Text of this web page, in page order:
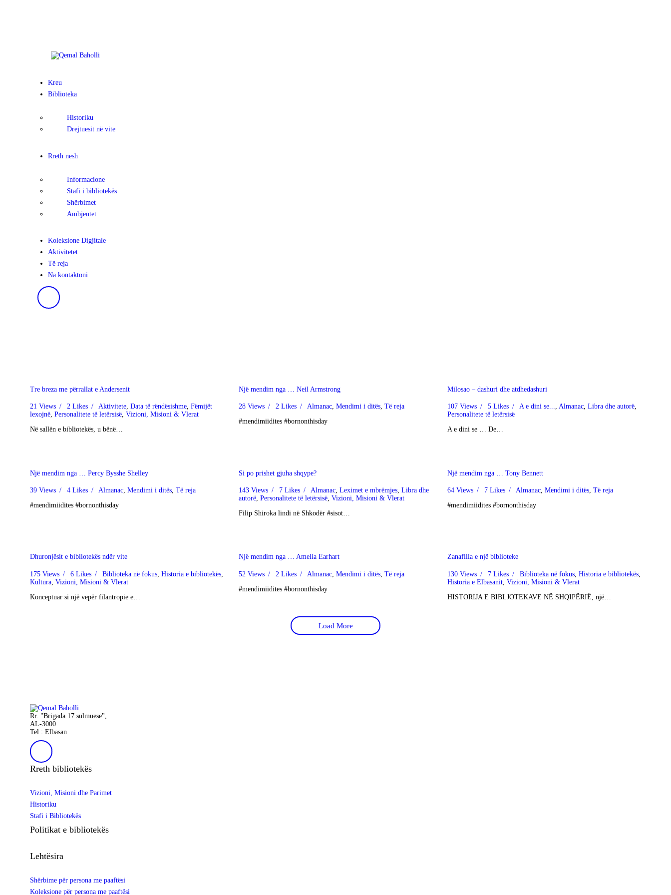
Kreu
Biblioteka
Historiku
Drejtuesit në vite
Rreth nesh
Informacione
Stafi i bibliotekës
Shërbimet
Ambjentet
Koleksione Digjitale
Aktivitetet
Të reja
Na kontaktoni
Tre breza me përrallat e Andersenit
21 Views 2 Likes Aktivitete,Data të rëndësishme,Fëmijët
lexojnë, Personalitete të letërsisë, Vizioni, Misioni & Vlerat
Në sallën e bibliotekës, u bënë…
Një mendim nga … Neil Armstrong
28 Views 2 Likes Almanac,Mendimi i ditës,Të reja
#mendimiidites #bornonthisday
Milosao – dashuri dhe atdhedashuri
107 Views 5 Likes A e dini se...,Almanac,Libra dhe autorë,
Personalitete të letërsisë
A e dini se … De…
Një mendim nga … Percy Bysshe Shelley
39 Views 4 Likes Almanac,Mendimi i ditës,Të reja
#mendimiidites #bornonthisday
Si po prishet gjuha shqype?
143 Views 7 Likes Almanac,Leximet e mbrëmjes,Libra dhe
autorë, Personalitete të letërsisë, Vizioni, Misioni & Vlerat
Filip Shiroka lindi në Shkodër #sisot…
Një mendim nga … Tony Bennett
64 Views 7 Likes Almanac,Mendimi i ditës,Të reja
#mendimiidites #bornonthisday
Dhuronjësit e bibliotekës ndër vite
175 Views 6 Likes Biblioteka në fokus,Historia e bibliotekës,
Kultura, Vizioni, Misioni & Vlerat
Konceptuar si një vepër filantropie e…
Një mendim nga … Amelia Earhart
52 Views 2 Likes Almanac,Mendimi i ditës,Të reja
#mendimiidites #bornonthisday
Zanafilla e një biblioteke
130 Views 7 Likes Biblioteka në fokus,Historia e bibliotekës,
Historia e Elbasanit, Vizioni, Misioni & Vlerat
HISTORIJA E BIBLJOTEKAVE NË SHQIPËRIË, një…
Load More
Rr. "Brigada 17 sulmuese",
AL-3000
Tel : Elbasan
Rreth bibliotekës
Vizioni, Misioni dhe Parimet
Historiku
Stafi i Bibliotekës
Politikat e bibliotekës
Lehtësira
Shërbime për persona me paaftësi
Koleksione për persona me paaftësi